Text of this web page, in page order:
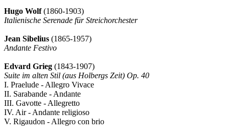
Hugo Wolf(1860-1903)
Italienische Serenade für Streichorchester
Jean Sibelius (1865-1957)
Andante Festivo
Edvard Grieg (1843-1907)
Suite im alten Stil (aus Holbergs Zeit) Op. 40
I. Praelude - Allegro Vivace
II. Sarabande - Andante
III. Gavotte - Allegretto
IV. Air - Andante religioso
V. Rigaudon - Allegro con brio